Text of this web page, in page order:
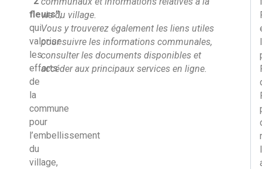
fleurs”,
qui
valorise
les
efforts
de
la
commune
pour
l’embellissement
du
village,
vie du village.
Vous y trouverez également les liens utiles
pour suivre les informations communales,
consulter les documents disponibles et
accéder aux principaux services en ligne.